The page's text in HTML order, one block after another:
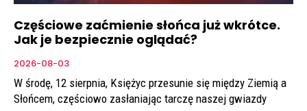
Częściowe zaćmienie słońca już wkrótce.
Jak je bezpiecznie oglądać?
2026-08-03
W środę, 12 sierpnia, Księżyc przesunie się między Ziemią a
Słońcem, częściowo zasłaniając tarczę naszej gwiazdy